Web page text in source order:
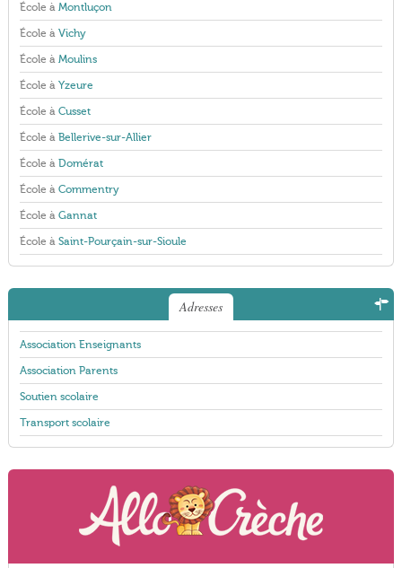
École à Montluçon
École à Vichy
École à Moulins
École à Yzeure
École à Cusset
École à Bellerive-sur-Allier
École à Domérat
École à Commentry
École à Gannat
École à Saint-Pourçain-sur-Sioule
Adresses
Association Enseignants
Association Parents
Soutien scolaire
Transport scolaire